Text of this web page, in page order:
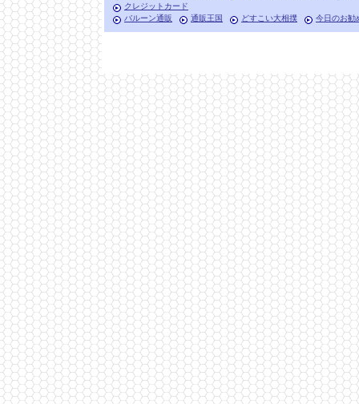
クレジットカード
バルーン通販
通販王国 どすこい大相撲 今日のお勧